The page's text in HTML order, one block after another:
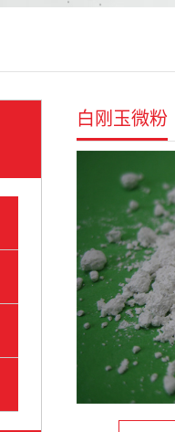
白刚玉微粉